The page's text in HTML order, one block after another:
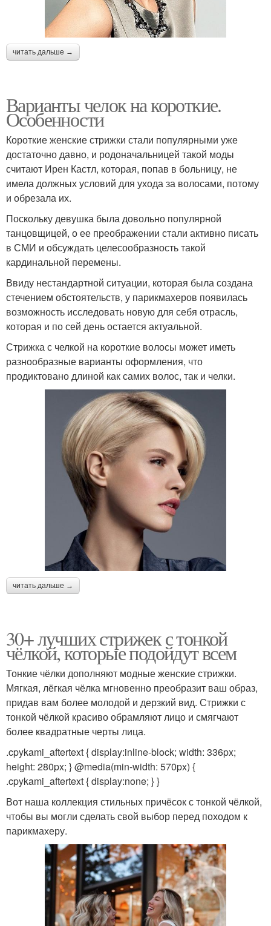
читать дальше →
Варианты челок на короткие.
Особенности
Короткие женские стрижки стали популярными уже
достаточно давно, и родоначальницей такой моды
считают Ирен Кастл, которая, попав в больницу, не
имела должных условий для ухода за волосами, потому
и обрезала их.
Поскольку девушка была довольно популярной
танцовщицей, о ее преображении стали активно писать
в СМИ и обсуждать целесообразность такой
кардинальной перемены.
Ввиду нестандартной ситуации, которая была создана
стечением обстоятельств, у парикмахеров появилась
возможность исследовать новую для себя отрасль,
которая и по сей день остается актуальной.
Стрижка с челкой на короткие волосы может иметь
разнообразные варианты оформления, что
продиктовано длиной как самих волос, так и челки.
читать дальше →
30+ лучших стрижек с тонкой
чёлкой, которые подойдут всем
Тонкие чёлки дополняют модные женские стрижки.
Мягкая, лёгкая чёлка мгновенно преобразит ваш образ,
придав вам более молодой и дерзкий вид. Стрижки с
тонкой чёлкой красиво обрамляют лицо и смягчают
более квадратные черты лица.
.cpykami_aftertext { display:inline-block; width: 336px;
height: 280px; } @media(min-width: 570px) {
.cpykami_aftertext { display:none; } }
Вот наша коллекция стильных причёсок с тонкой чёлкой,
чтобы вы могли сделать свой выбор перед походом к
парикмахеру.